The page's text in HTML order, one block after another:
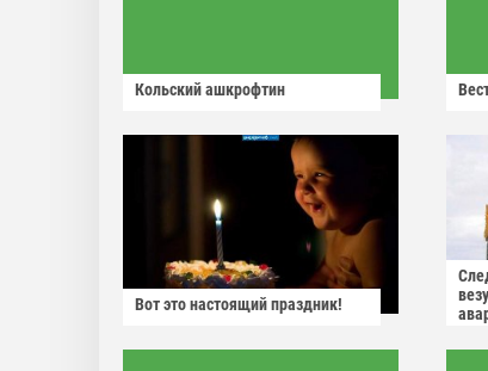
Кольский ашкрофтин
Вот это настоящий праздник!